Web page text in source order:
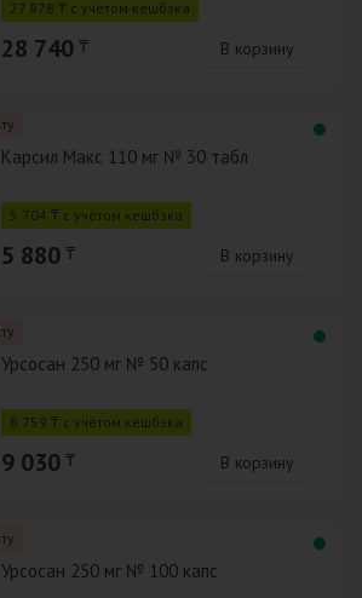
27 878 ₸ с учётом кешбэка
28 740 ₸ В корзину
Карсил Макс 110 мг № 30 табл
5 704 ₸ с учётом кешбэка
5 880 ₸ В корзину
Урсосан 250 мг № 50 капс
8 759 ₸ с учётом кешбэка
9 030 ₸ В корзину
Урсосан 250 мг № 100 капс